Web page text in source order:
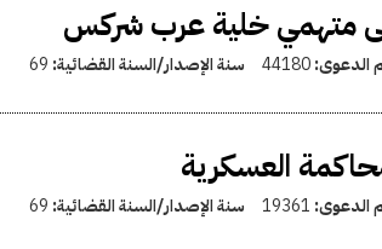
متهمي خلية عرب شركس
الدعوى:44180 سنة الإصدار/السنة القضائية: 69
العسكرية
الدعوى: 19361 سنة الإصدار/السنة القضائية: 69